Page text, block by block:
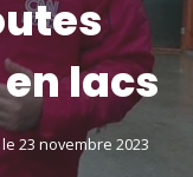
lacs
23 novembre 2023